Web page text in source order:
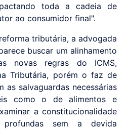
toda a cadeia de
ao consumidor final".
tributária, a advogada
buscar um alinhamento
novas regras do ICMS,
Tributária, porém o faz de
as salvaguardas necessárias
como o de alimentos e
a constitucionalidade
sem a devida